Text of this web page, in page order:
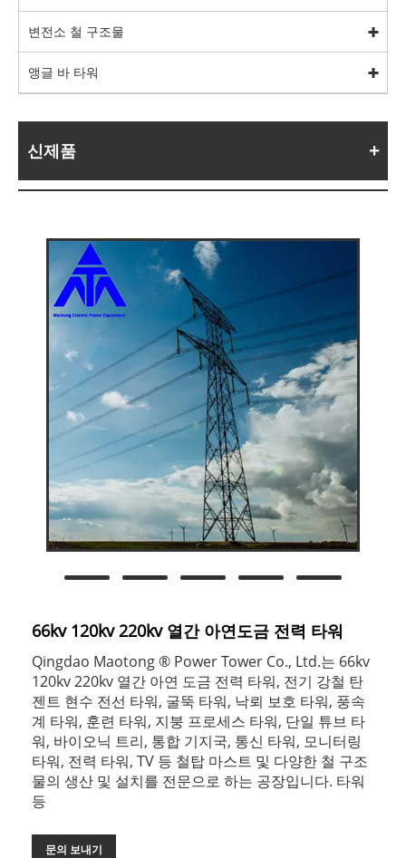
변전소 철 구조물
앵글 바 타워
신제품
66kv 120kv 220kv 열간 아연도금 전력 타워
Qingdao Maotong ® Power Tower Co., Ltd.는 66kv
120kv 220kv 열간 아연 도금 전력 타워, 전기 강철 탄
젠트 현수 전선 타워, 굴뚝 타워, 낙뢰 보호 타워, 풍속
계 타워, 훈련 타워, 지붕 프로세스 타워, 단일 튜브 타
워, 바이오닉 트리, 통합 기지국, 통신 타워, 모니터링
타워, 전력 타워, TV 등 철탑 마스트 및 다양한 철 구조
물의 생산 및 설치를 전문으로 하는 공장입니다. 타워
등
문의 보내기